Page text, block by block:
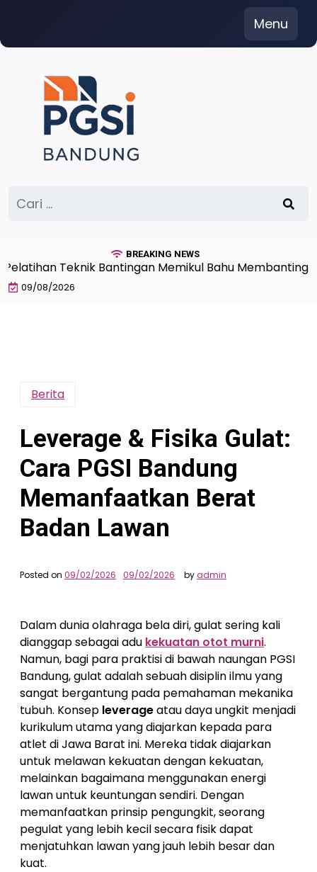
content
Menu
untuk:
BREAKING NEWS
Teknik Bantingan Memikul Bahu Membanting
09/08/2026
Berita
Leverage & Fisika Gulat:
Cara PGSI Bandung
Memanfaatkan Berat
Badan Lawan
Posted on 09/02/2026 09/02/2026 byadmin
Dalam dunia olahraga bela diri, gulat sering kali
dianggap sebagai adu kekuatan otot murni.
Namun, bagi para praktisi di bawah naungan PGSI
Bandung, gulat adalah sebuah disiplin ilmu yang
sangat bergantung pada pemahaman mekanika
tubuh. Konsep leverageatau daya ungkit menjadi
kurikulum utama yang diajarkan kepada para
atlet di Jawa Barat ini. Mereka tidak diajarkan
untuk melawan kekuatan dengan kekuatan,
melainkan bagaimana menggunakan energi
lawan untuk keuntungan sendiri. Dengan
memanfaatkan prinsip pengungkit, seorang
pegulat yang lebih kecil secara fisik dapat
menjatuhkan lawan yang jauh lebih besar dan
kuat.